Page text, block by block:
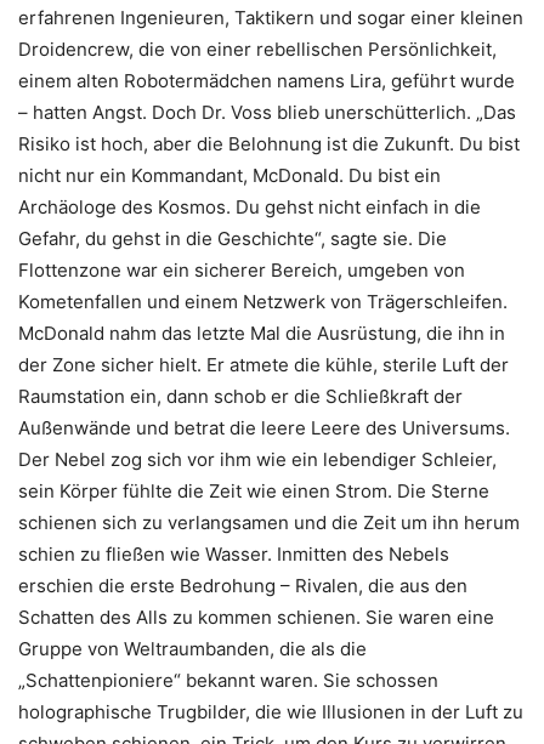
erfahrenen Ingenieuren, Taktikern und sogar einer kleinen
Droidencrew, die von einer rebellischen Persönlichkeit,
einem alten Robotermädchen namens Lira, geführt wurde
– hatten Angst. Doch Dr. Voss blieb unerschütterlich. „Das
Risiko ist hoch, aber die Belohnung ist die Zukunft. Du bist
nicht nur ein Kommandant, McDonald. Du bist ein
Archäologe des Kosmos. Du gehst nicht einfach in die
Gefahr, du gehst in die Geschichte“, sagte sie. Die
Flottenzone war ein sicherer Bereich, umgeben von
Kometenfallen und einem Netzwerk von Trägerschleifen.
McDonald nahm das letzte Mal die Ausrüstung, die ihn in
der Zone sicher hielt. Er atmete die kühle, sterile Luft der
Raumstation ein, dann schob er die Schließkraft der
Außenwände und betrat die leere Leere des Universums.
Der Nebel zog sich vor ihm wie ein lebendiger Schleier,
sein Körper fühlte die Zeit wie einen Strom. Die Sterne
schienen sich zu verlangsamen und die Zeit um ihn herum
schien zu fließen wie Wasser. Inmitten des Nebels
erschien die erste Bedrohung – Rivalen, die aus den
Schatten des Alls zu kommen schienen. Sie waren eine
Gruppe von Weltraumbanden, die als die
„Schattenpioniere“ bekannt waren. Sie schossen
holographische Trugbilder, die wie Illusionen in der Luft zu